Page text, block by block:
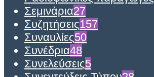
Σεμινάρια27
Συζητήσεις157
Συναυλίες50
Συνέδρια48
Συνελεύσεις5